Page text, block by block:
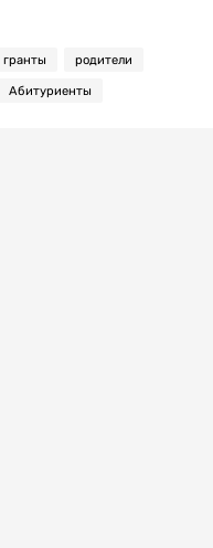
гранты родители
Абитуриенты